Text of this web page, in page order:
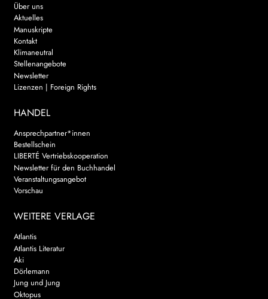
Über uns
Aktuelles
Manuskripte
Kontakt
Klimaneutral
Stellenangebote
Newsletter
Lizenzen | Foreign Rights
HANDEL
Ansprechpartner*innen
Bestellschein
LIBERTÉ Vertriebskooperation
Newsletter für den Buchhandel
Veranstaltungsangebot
Vorschau
WEITERE VERLAGE
Atlantis
Atlantis Literatur
Aki
Dörlemann
Jung und Jung
Oktopus